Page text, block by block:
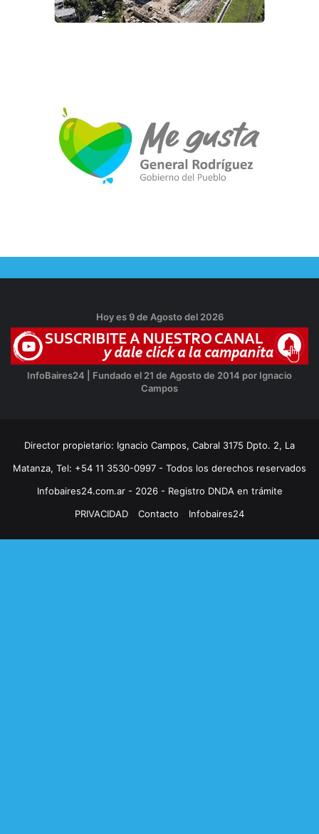
Hoy es 9 de Agosto del 2026
InfoBaires24 | Fundado el 21 de Agosto de 2014 por Ignacio
Campos
Director propietario: Ignacio Campos, Cabral 3175 Dpto. 2, La
Matanza, Tel: +54 11 3530-0997 - Todos los derechos reservados
Infobaires24.com.ar - 2026 - Registro DNDA en trámite
PRIVACIDAD
Contacto Infobaires24